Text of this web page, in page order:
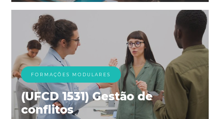
FORMAÇÕES MODULARES
(UFCD 1531) Gestão de
conflitos